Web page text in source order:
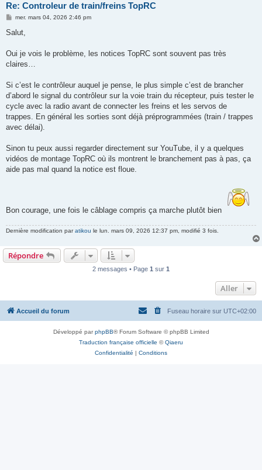
Re: Controleur de train/freins TopRC
M
s
g
mer. mars 04, 2026 2:46 pm
Salut,
Oui je vois le problème, les notices TopRC sont souvent pas très
claires…
Si c’est le contrôleur auquel je pense, le plus simple c’est de brancher
d’abord le signal du contrôleur sur la voie train du récepteur, puis tester le
cycle avec la radio avant de connecter les freins et les servos de
trappes. En général les sorties sont déjà préprogrammées (train / trappes
avec délai).
Sinon tu peux aussi regarder directement sur YouTube, il y a quelques
vidéos de montage TopRC où ils montrent le branchement pas à pas, ça
aide pas mal quand la notice est floue.
Bon courage, une fois le câblage compris ça marche plutôt bien
Dernière modification paratikou le lun. mars 09, 2026 12:37 pm, modifié 3 fois.
Répondre
2 messages • Page 1 sur 1
Aller
Accueil du forum Fuseau horaire sur UTC+02:00
Développé parphpBB® Forum Software © phpBB Limited
Traduction française officielle ©Qiaeru
Confidentialité | Conditions